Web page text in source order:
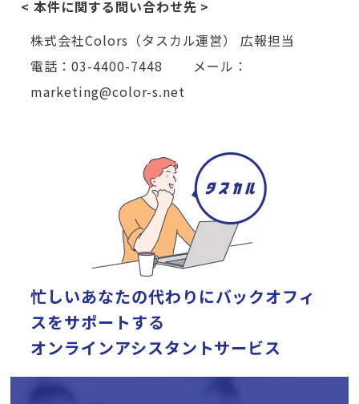
< 本件に関する問い合わせ先 >
株式会社Colors（タスカル運営） 広報担当
電話：03-4400-7448 メール：
marketing@color-s.net
忙しいあなたの代わりにバックオフィ
スをサポートする
オンラインアシスタントサービス